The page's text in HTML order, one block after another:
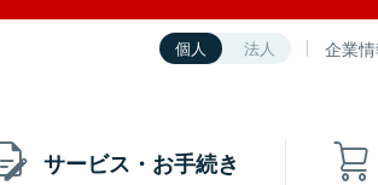
個人 法人 企業
サービス・お手続き